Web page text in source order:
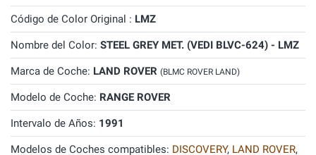
Código de Color Original : LMZ
Nombre del Color: STEEL GREY MET. (VEDI BLVC-624) - LMZ
Marca de Coche: LAND ROVER (BLMC ROVER LAND)
Modelo de Coche: RANGE ROVER
Intervalo de Años: 1991
Modelos de Coches compatibles: DISCOVERY, LAND ROVER,